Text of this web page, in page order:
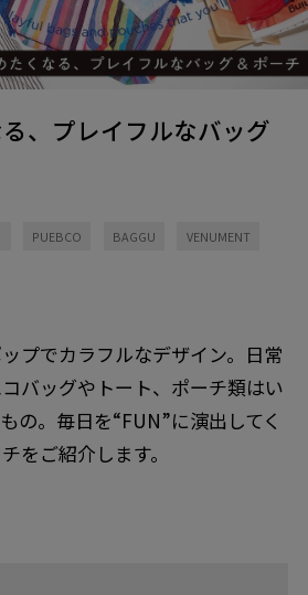
、プレイフルなバッグ
PUEBCO BAGGU VENUMENT
プでカラフルなデザイン。日常
バッグやトート、ポーチ類はい
の。毎日を“FUN”に演出してく
をご紹介します。